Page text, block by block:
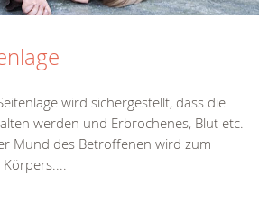
wird sichergestellt, dass die
werden und Erbrochenes, Blut etc.
Mund des Betroffenen wird zum